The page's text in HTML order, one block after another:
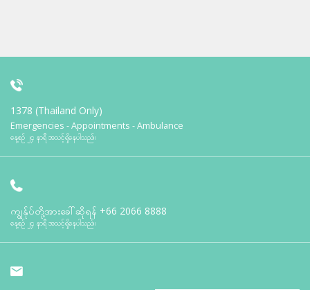
1378 (Thailand Only)
Emergencies - Appointments - Ambulance
နေ့စဉ် ၂၄ နာရီ အသင့်ရှိနေပါသည်။
ကျွန်ုပ်တို့အားခေါ်ဆိုရန် +66 2066 8888
နေ့စဉ် ၂၄ နာရီ အသင့်ရှိနေပါသည်။